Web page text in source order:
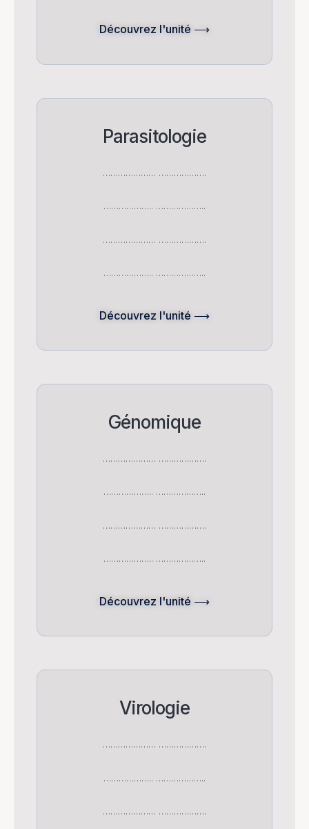
Découvrez l'unité ⟶
Parasitologie
………………… ……………….
……………….. ………………..
………………… ……………….
……………….. ………………..
Découvrez l'unité ⟶
Génomique
………………… ……………….
……………….. ………………..
………………… ……………….
……………….. ………………..
Découvrez l'unité ⟶
Virologie
………………… ……………….
……………….. ………………..
………………… ……………….